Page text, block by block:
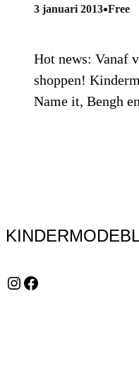
3 januari 2013•Free
Hot news: Vanaf
shoppen!
Name it, Bengh
Instagram Facebook